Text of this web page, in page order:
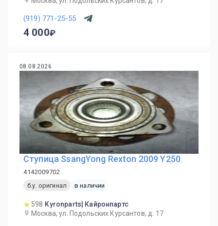
(919) 771-25-55
4 000
08.08.2026
Ступица SsangYong Rexton 2009 Y250
4142009702
б.у. оригинал
в наличии
598 Kyronparts| Кайронпартс
Москва, ул. Подольских Курсантов, д. 17